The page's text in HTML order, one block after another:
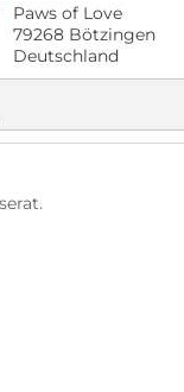
Paws of Love
79268 Bötzingen
Deutschland